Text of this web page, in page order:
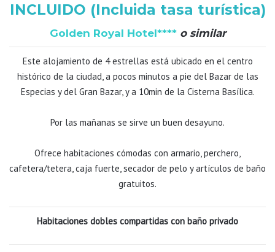
INCLUIDO (Incluida tasa turística)
Golden Royal Hotel**** o similar
Este alojamiento de 4 estrellas está ubicado en el centro
histórico de la ciudad, a pocos minutos a pie del Bazar de las
Especias y del Gran Bazar, y a 10min de la Cisterna Basílica.
Por las mañanas se sirve un buen desayuno.
Ofrece habitaciones cómodas con armario, perchero,
cafetera/tetera, caja fuerte, secador de pelo y artículos de baño
gratuitos.
Habitaciones dobles compartidas con baño privado